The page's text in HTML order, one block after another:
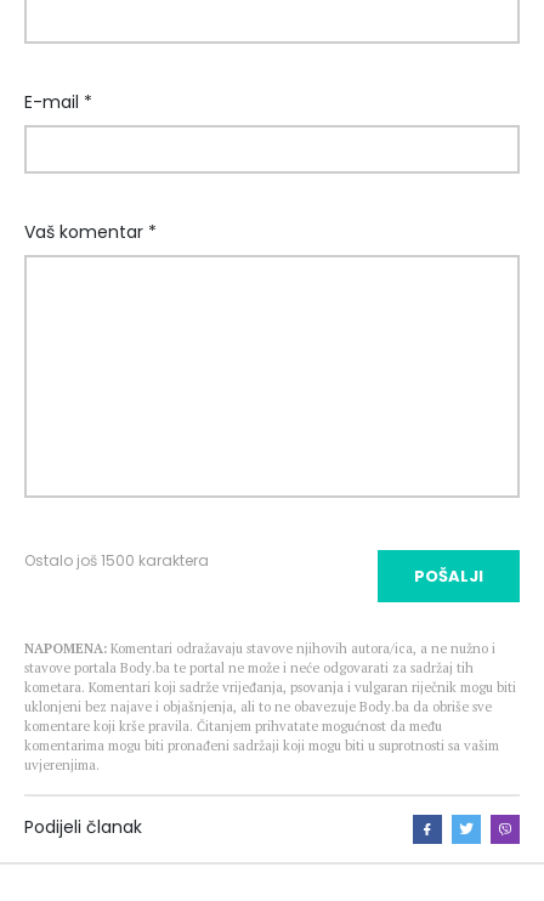
E-mail *
Vaš komentar *
Ostalo još1500 karaktera
POŠALJI
NAPOMENA: Komentari odražavaju stavove njihovih autora/ica, a ne nužno i
stavove portala Body.ba te portal ne može i neće odgovarati za sadržaj tih
kometara. Komentari koji sadrže vrijeđanja, psovanja i vulgaran riječnik mogu biti
uklonjeni bez najave i objašnjenja, ali to ne obavezuje Body.ba da obriše sve
komentare koji krše pravila. Čitanjem prihvatate mogućnost da među
komentarima mogu biti pronađeni sadržaji koji mogu biti u suprotnosti sa vašim
uvjerenjima.
Podijeli članak